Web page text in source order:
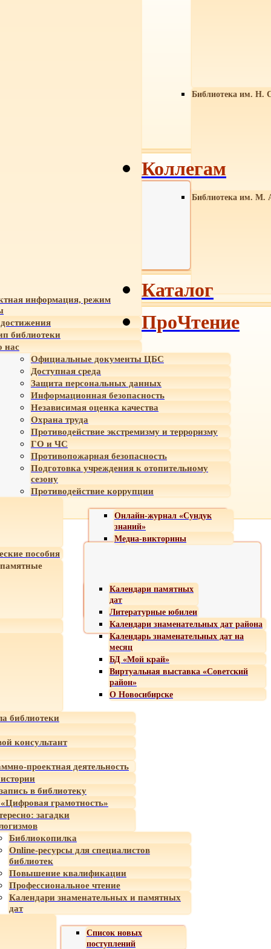
Библиотека им. Н.
Библиотека им. М.
информация, режим
библиотеки
нас
Официальные документы ЦБС
Доступная среда
Защита персональных данных
Информационная безопасность
Независимая оценка качества
Охрана труда
Противодействие экстремизму и терроризму
ГО и ЧС
Противопожарная безопасность
Подготовка учреждения к отопительному
сезону
Противодействие коррупции
Онлайн-журнал «Сундук
знаний»
Медиа-викторины
пособия
Календари памятных
дат
Литературные юбилеи
Календари знаменательных дат района
Календарь знаменательных дат на
месяц
БД «Мой край»
Виртуальная выставка «Советский
район»
О Новосибирске
библиотеки
консультант
проектная деятельность
в библиотеку
грамотность»
загадки
Коллегам
Библиокопилка
Online-ресурсы для специалистов
библиотек
Повышение квалификации
Профессиональное чтение
Календари знаменательных и памятных
дат
Каталог
ПроЧтение
Список новых
поступлений